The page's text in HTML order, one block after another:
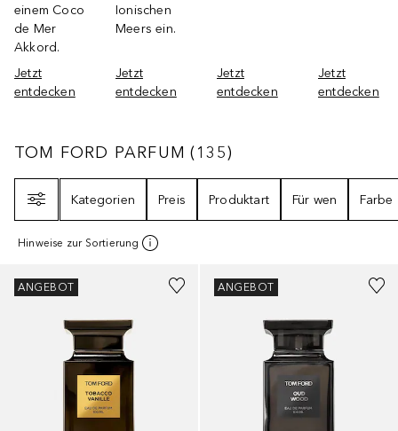
einem Coco
de Mer
Akkord.
Jetzt
entdecken
Ionischen
Meers ein.
Jetzt
entdecken
Jetzt
entdecken
Jetzt
entdecken
TOM FORD PARFUM 135
TOM FORD PARFUM (135)
Kategorien
Preis Produktart Für wen Farbe
Hinweise zur Sortierung
ANGEBOT ANGEBOT